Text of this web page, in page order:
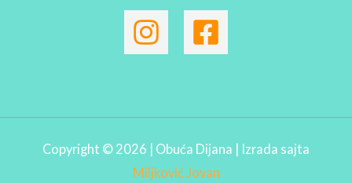
Copyright © 2026 | Obuća Dijana | Izrada sajta
Miljković Jovan